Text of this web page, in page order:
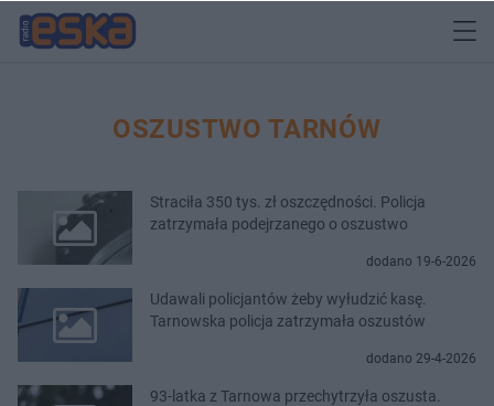
OSZUSTWO TARNÓW
Straciła 350 tys. zł oszczędności. Policja
zatrzymała podejrzanego o oszustwo
dodano 19-6-2026
Udawali policjantów żeby wyłudzić kasę.
Tarnowska policja zatrzymała oszustów
dodano 29-4-2026
93-latka z Tarnowa przechytrzyła oszusta.